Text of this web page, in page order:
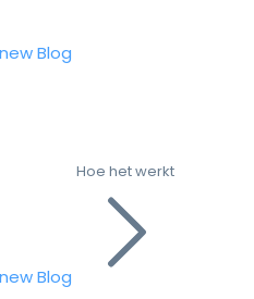
newBlog
newBlog
Hoe het werkt